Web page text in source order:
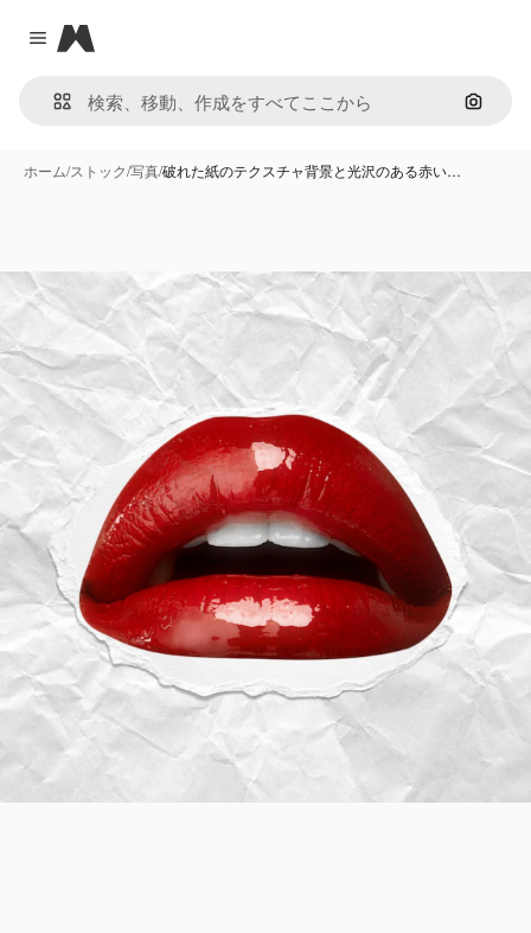
Close menu
Magnific
画像で
ホーム/ストック/写真/破れた紙のテクスチャ背景と光沢のある赤い…